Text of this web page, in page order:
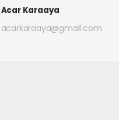
Acar Karaaya
acarkaraaya@gmail.com